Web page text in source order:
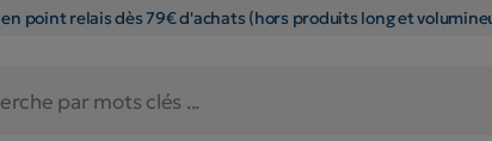
en point relais dès 79€ d'achats (hors produits long et